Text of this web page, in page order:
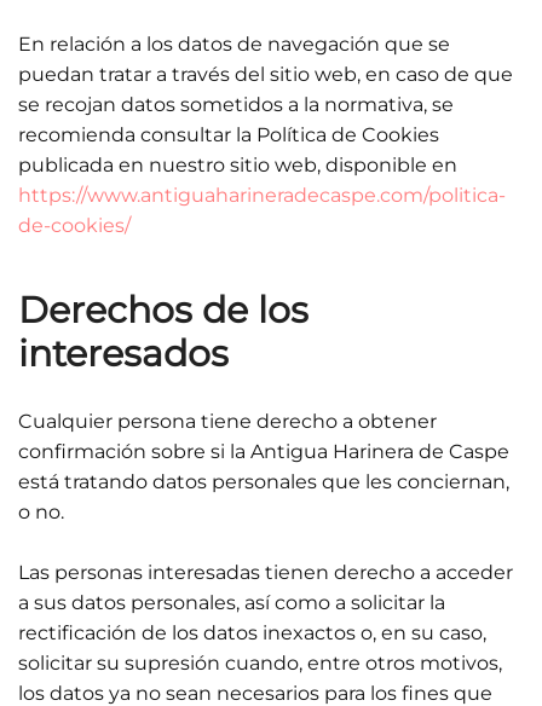
En relación a los datos de navegación que se
puedan tratar a través del sitio web, en caso de que
se recojan datos sometidos a la normativa, se
recomienda consultar la Política de Cookies
publicada en nuestro sitio web, disponible en
https://www.antiguaharineradecaspe.com/politica-
de-cookies/
Derechos de los
interesados
Cualquier persona tiene derecho a obtener
confirmación sobre si la Antigua Harinera de Caspe
está tratando datos personales que les conciernan,
o no.
Las personas interesadas tienen derecho a acceder
a sus datos personales, así como a solicitar la
rectificación de los datos inexactos o, en su caso,
solicitar su supresión cuando, entre otros motivos,
los datos ya no sean necesarios para los fines que